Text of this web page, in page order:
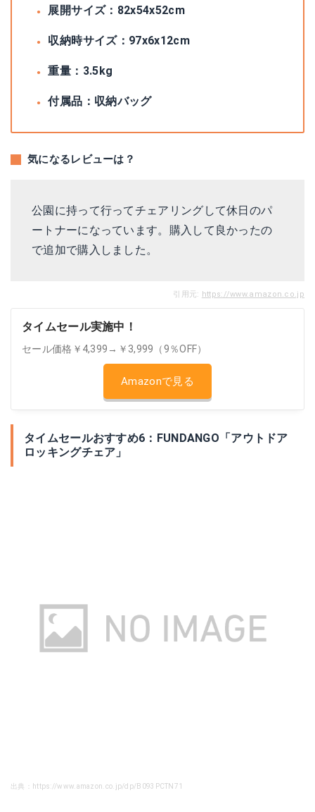
展開サイズ：82x54x52cm
収納時サイズ：97x6x12cm
重量：3.5kg
付属品：収納バッグ
気になるレビューは？
公園に持って行ってチェアリングして休日のパ
ートナーになっています。購入して良かったの
で追加で購入しました。
引用元: https://www.amazon.co.jp
タイムセール実施中！
セール価格￥4,399→￥3,999（9％OFF）
Amazonで見る
タイムセールおすすめ6：FUNDANGO「アウトドア
ロッキングチェア」
出典：https://www.amazon.co.jp/dp/B093PCTN71